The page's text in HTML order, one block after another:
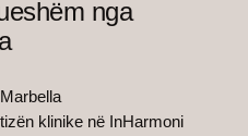
nga
klinike në InHarmoni